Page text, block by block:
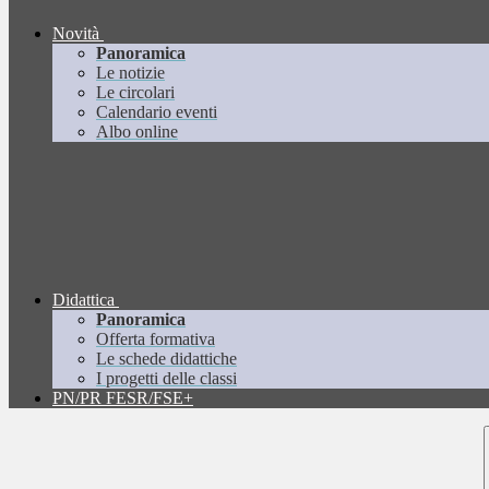
Novità
Panoramica
Le notizie
Le circolari
Calendario eventi
Albo online
Didattica
Panoramica
Offerta formativa
Le schede didattiche
I progetti delle classi
PN/PR FESR/FSE+